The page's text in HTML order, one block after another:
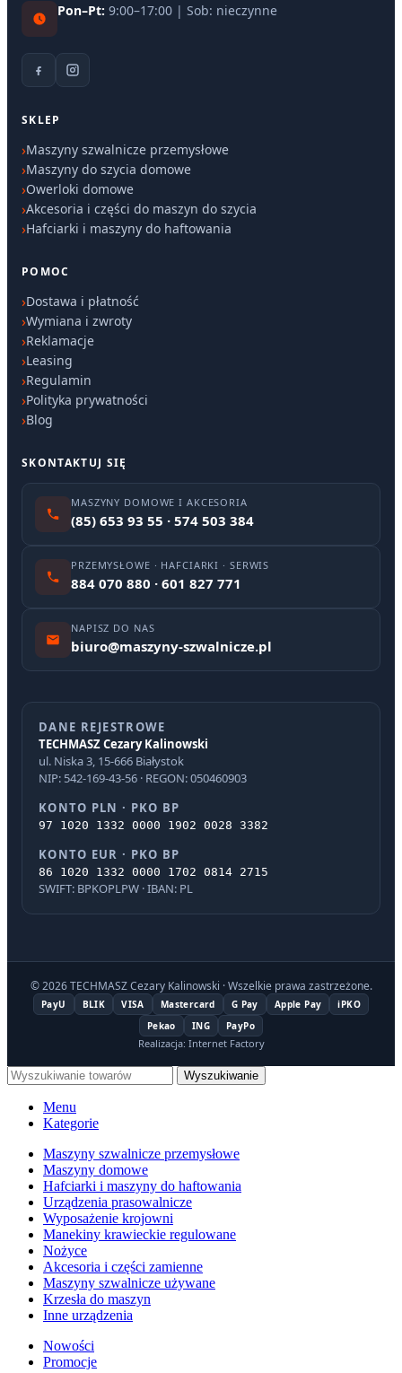
Pon–Pt: 9:00–17:00 | Sob: nieczynne
SKLEP
Maszyny szwalnicze przemysłowe
Maszyny do szycia domowe
Owerloki domowe
Akcesoria i części do maszyn do szycia
Hafciarki i maszyny do haftowania
POMOC
Dostawa i płatność
Wymiana i zwroty
Reklamacje
Leasing
Regulamin
Polityka prywatności
Blog
SKONTAKTUJ SIĘ
MASZYNY DOMOWE I AKCESORIA
(85) 653 93 55 · 574 503 384
PRZEMYSŁOWE · HAFCIARKI · SERWIS
884 070 880 · 601 827 771
NAPISZ DO NAS
biuro@maszyny-szwalnicze.pl
DANE REJESTROWE
TECHMASZ Cezary Kalinowski
ul. Niska 3, 15-666 Białystok
NIP: 542-169-43-56 · REGON: 050460903
KONTO PLN · PKO BP
97 1020 1332 0000 1902 0028 3382
KONTO EUR · PKO BP
86 1020 1332 0000 1702 0814 2715
SWIFT: BPKOPLPW · IBAN: PL
© 2026 TECHMASZ Cezary Kalinowski · Wszelkie prawa zastrzeżone.
PayU BLIK VISA Mastercard G Pay Apple Pay
iPKO
Pekao
ING PayPo
Realizacja: Internet Factory
Wyszukiwanie
Menu
Kategorie
Maszyny szwalnicze przemysłowe
Maszyny domowe
Hafciarki i maszyny do haftowania
Urządzenia prasowalnicze
Wyposażenie krojowni
Manekiny krawieckie regulowane
Nożyce
Akcesoria i części zamienne
Maszyny szwalnicze używane
Krzesła do maszyn
Inne urządzenia
Nowości
Promocje